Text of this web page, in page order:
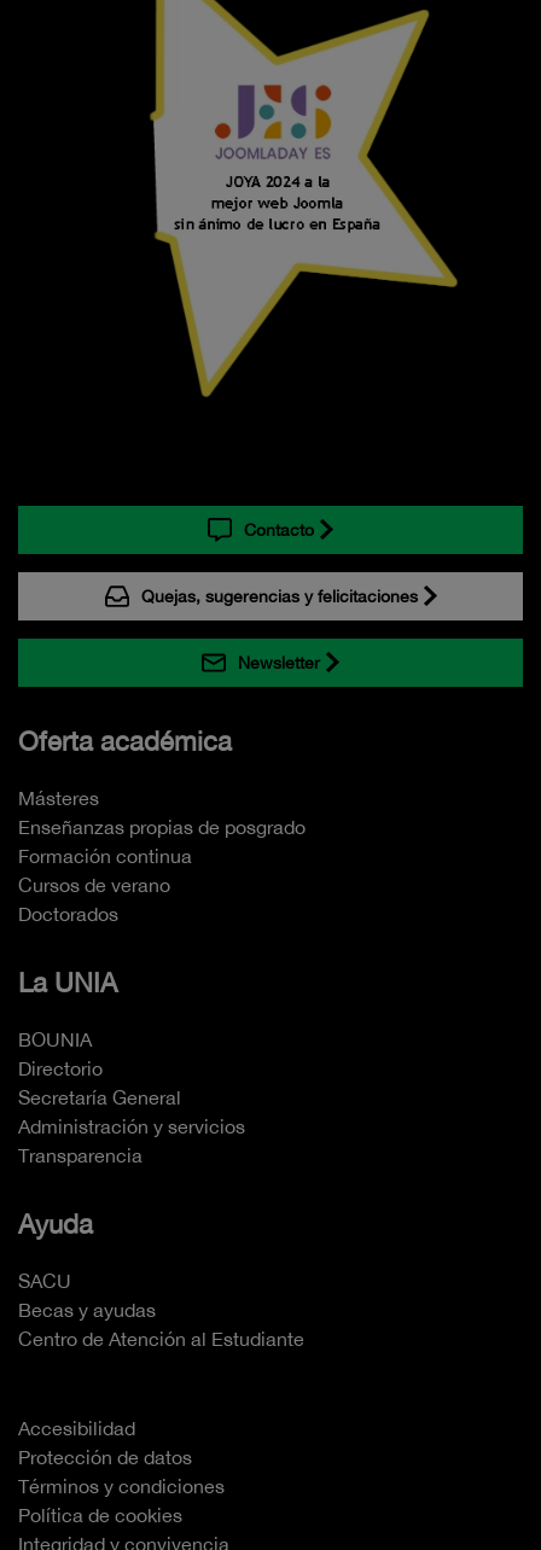
Contacto
Quejas, sugerencias y felicitaciones
Newsletter
Oferta académica
Másteres
Enseñanzas propias de posgrado
Formación continua
Cursos de verano
Doctorados
La UNIA
BOUNIA
Directorio
Secretaría General
Administración y servicios
Transparencia
Ayuda
SACU
Becas y ayudas
Centro de Atención al Estudiante
Accesibilidad
Protección de datos
Términos y condiciones
Política de cookies
Integridad y convivencia